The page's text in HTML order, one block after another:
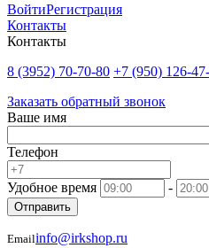
ВойтиРегистрация
Контакты
Контакты
8 (3952) 70-70-80 +7 (950) 126-
Заказать обратный звонок
Ваше имя
Телефон
Удобное время -
Отправить
Emailinfo@irkshop.ru